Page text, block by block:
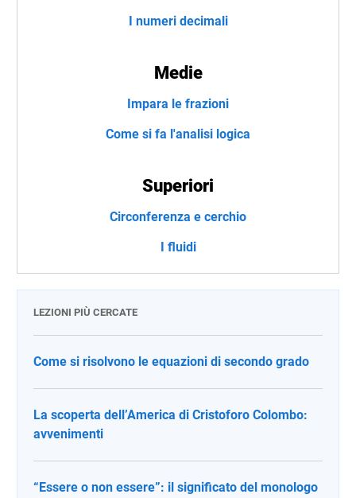
I numeri decimali
Medie
Impara le frazioni
Come si fa l'analisi logica
Superiori
Circonferenza e cerchio
I fluidi
LEZIONI PIÙ CERCATE
Come si risolvono le equazioni di secondo grado
La scoperta dell’America di Cristoforo Colombo:
avvenimenti
“Essere o non essere”: il significato del monologo